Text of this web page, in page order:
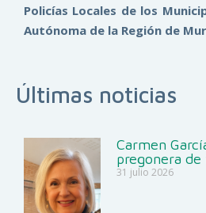
Policías Locales de los
Autónoma de la Región de
Últimas noticias
Carmen
pregonera
31 julio 2026